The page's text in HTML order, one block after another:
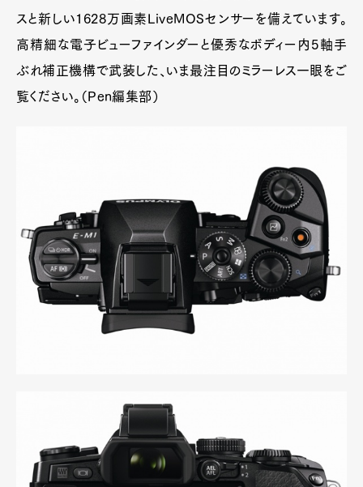
スと新しい1628万画素LiveMOSセンサーを備えています。
高精細な電子ビューファインダーと優秀なボディー内5軸手
ぶれ補正機構で武装した、いま最注目のミラーレス一眼をご
覧ください。（Pen編集部）